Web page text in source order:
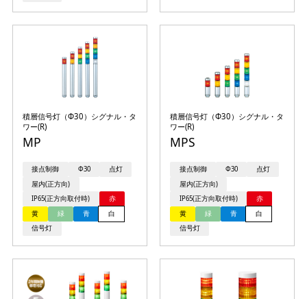
積層信号灯（Φ30）シグナル・タ
ワー(R)
MP
接点制御 Φ30
点灯
屋内(正方向)
IP65(正方向取付時)
赤
黄
緑 青
白
信号灯
積層信号灯（Φ30）シグナル・タ
ワー(R)
MPS
接点制御 Φ30
点灯
屋内(正方向)
IP65(正方向取付時)
赤
黄
緑 青
白
信号灯